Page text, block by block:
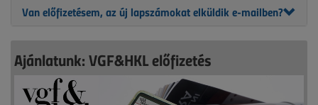
Van előfizetésem, az új lapszámokat elküldik e-mailben?
Ajánlatunk: VGF&HKL előfizetés